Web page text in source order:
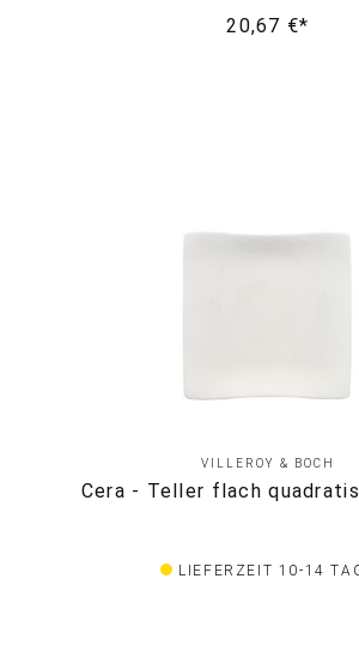
20,67 €*
VILLEROY & BOCH
Cera - Teller flach
LIEFERZEIT 10-14